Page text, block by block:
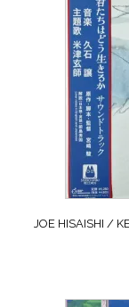
JOE HISAISHI /